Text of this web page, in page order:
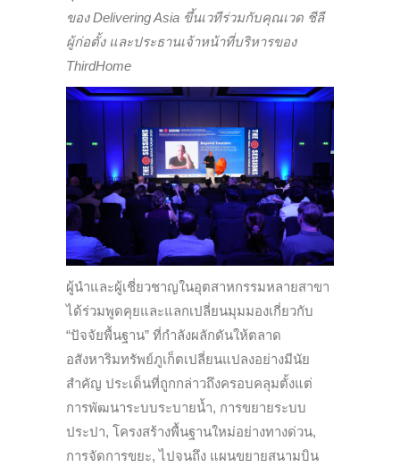
ของ Delivering Asia ขึ้นเวทีร่วมกับคุณเวด ชีลี
ผู้ก่อตั้ง และประธานเจ้าหน้าที่บริหารของ
ThirdHome
ผู้นำและผู้เชี่ยวชาญในอุตสาหกรรมหลายสาขา
ได้ร่วมพูดคุยและแลกเปลี่ยนมุมมองเกี่ยวกับ
“ปัจจัยพื้นฐาน” ที่กำลังผลักดันให้ตลาด
อสังหาริมทรัพย์ภูเก็ตเปลี่ยนแปลงอย่างมีนัย
สำคัญ ประเด็นที่ถูกกล่าวถึงครอบคลุมตั้งแต่
การพัฒนาระบบระบายน้ำ, การขยายระบบ
ประปา, โครงสร้างพื้นฐานใหม่อย่างทางด่วน,
การจัดการขยะ, ไปจนถึง แผนขยายสนามบิน